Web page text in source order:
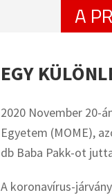
A
EGY
2020 November 20-
Egyetem (MOME),
db Baba Pakk-ot
A koronavírus-